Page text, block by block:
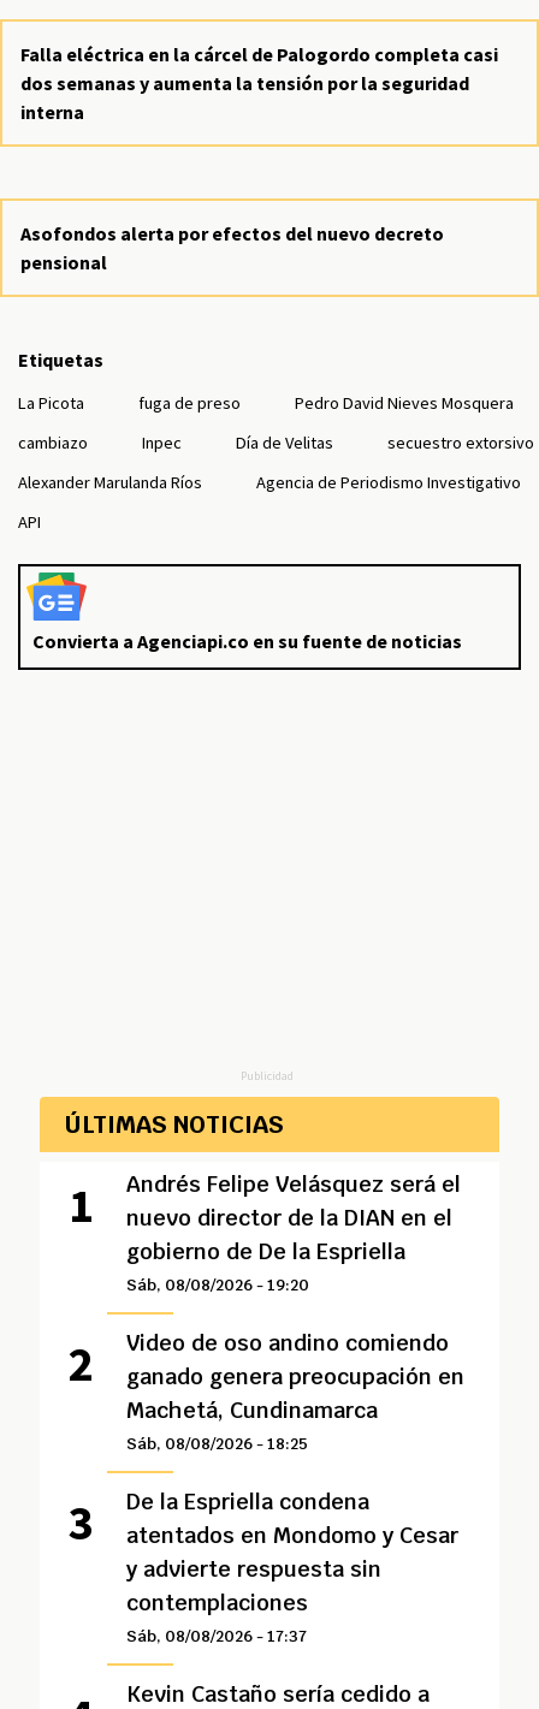
Falla eléctrica en la cárcel de Palogordo completa casi
dos semanas y aumenta la tensión por la seguridad
interna
Asofondos alerta por efectos del nuevo decreto
pensional
Etiquetas
La Picota fuga de preso
Pedro David Nieves Mosquera
cambiazo
Inpec Día de Velitas
secuestro extorsivo
Alexander Marulanda Ríos
Agencia de Periodismo Investigativo
API
Convierta a Agenciapi.co en su fuente de noticias
Publicidad
ÚLTIMAS NOTICIAS
Andrés Felipe Velásquez será el
nuevo director de la DIAN en el
gobierno de De la Espriella
Sáb, 08/08/2026 - 19:20
Video de oso andino comiendo
ganado genera preocupación en
Machetá, Cundinamarca
Sáb, 08/08/2026 - 18:25
De la Espriella condena
atentados en Mondomo y Cesar
y advierte respuesta sin
contemplaciones
Sáb, 08/08/2026 - 17:37
Kevin Castaño sería cedido a